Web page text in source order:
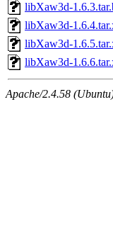
libXaw3d-
libXaw3d-
libXaw3d-
libXaw3d-
Apache/2.4.58